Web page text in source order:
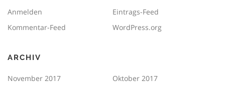
Anmelden
Eintrags-Feed
Kommentar-Feed
WordPress.org
ARCHIV
November 2017
Oktober 2017